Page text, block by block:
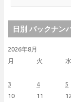
日別 バックナン
2026年8月
月
火 水
3
4 5
10
11 12